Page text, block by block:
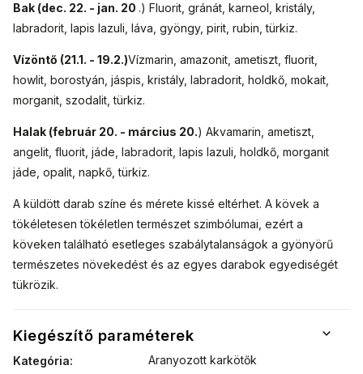
Bak (dec. 22. - jan. 20 .) Fluorit, gránát, karneol, kristály,
labradorit, lapis lazuli, láva, gyöngy, pirit, rubin, türkiz.
Vízöntő (21.1. - 19.2.)Vízmarin, amazonit, ametiszt, fluorit,
howlit, borostyán, jáspis, kristály, labradorit, holdkő, mokait,
morganit, szodalit, türkiz.
Halak (február 20. - március 20.) Akvamarin, ametiszt,
angelit, fluorit, jáde, labradorit, lapis lazuli, holdkő, morganit
jáde, opalit, napkő, türkiz.
A küldött darab színe és mérete kissé eltérhet. A kövek a
tökéletesen tökéletlen természet szimbólumai, ezért a
köveken található esetleges szabálytalanságok a gyönyörű
természetes növekedést és az egyes darabok egyediségét
tükrözik.
Kiegészítő paraméterek
Kategória:
Aranyozott karkötők